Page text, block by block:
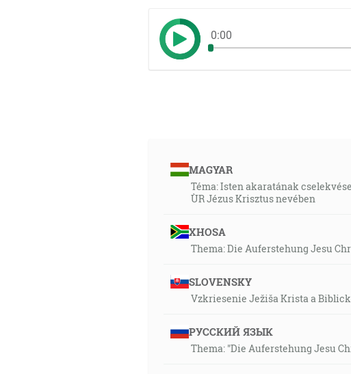
0:00
MAGYAR
Téma: Isten akaratának
ÙR Jézus Krisztus nevében
XHOSA
Thema: Die Auferstehung Jesu
SLOVENSKY
Vzkriesenie Ježiša Krista a
РУССКИЙ ЯЗЫК
Thema: "Die Auferstehung Jesu